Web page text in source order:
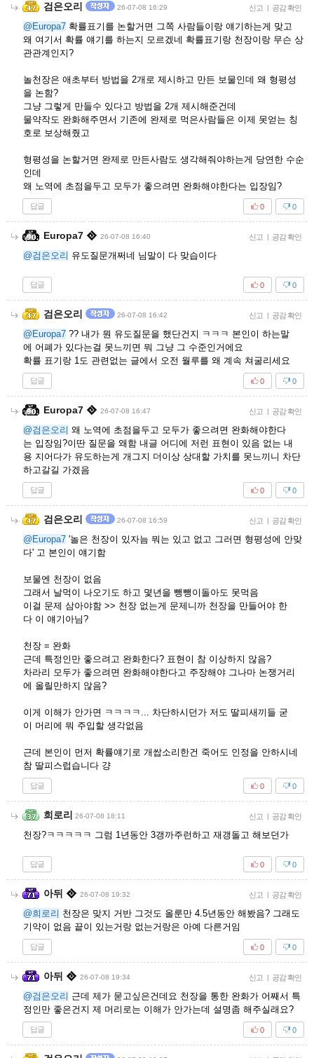
검은오리 26-07-08 16:29 신고 | 공감 확인
@Europa7 확률표기를 논할거면 그쪽 사람들이랑 얘기하는게 맞고
왜 여기서 확률 얘기를 하는지 모르겠네 확률표기랑 천장이랑 무슨 상
관관계인지?
놀천장은 애초부터 방법을 2개로 제시하고 만든 보물인데 왜 형평성
을 논함?
그냥 그렇게 만들수 있다고 방법을 2개 제시해준건데
물약작도 완화해주면서 기존에 완제로 먹은사람들은 이제 못얻는 칭
호로 보상해줬고
형평성을 논할거면 완제로 만든사람도 생각해줘야하는게 당연한 수순
인데
왜 노역에 초점을두고 모두가 좋으려면 완화해야한다는 입장임?
답글 0
0
Europa7 26-07-08 16:40 신고 | 공감 확인
@검은오리 유도질문개쩌네 님말이 다 맞습이다
답글 0
0
검은오리 26-07-08 16:42 신고 | 공감 확인
@Europa7 ?? 내가 뭔 유도질문을 했단건지 ㅋㅋㅋ 본인이 하는말
에 어폐가 있다는걸 못느끼면 뭐 그냥 그 수준인거에요
확률 표기랑 1도 관련없는 글에서 오전 월루를 왜 계속 쳐굴리세요
답글 0
0
Europa7 26-07-08 16:47 신고 | 공감 확인
@검은오리 왜 노역에 초점을두고 모두가 좋으려면 완화해야한다
는 입장임?이딴 질문을 왜함 내글 어디에 저런 표현이 있음 없는 내
용 지어다가 유도하는게 개그지 더이상 상대할 가치를 못느끼니 차단
하고갈길 가겠음
답글 0
0
검은오리 26-07-08 16:59 신고 | 공감 확인
@Europa7 '놀은 천장이 있자늠 뭐는 있고 없고 그러면 형평성에 안맞
다' 고 본인이 얘기함
보물엔 천장이 없음
그래서 날먹이 나오기도 하고 몇년을 뺑뺑이돌아도 못먹음
이걸 문제 삼아야함 >> 천장 없는게 문제니까 천장을 만들어야 한
다 이 얘기아님?
천장 = 완화
근데 특정인만 좋으려고 완화한다? 표현이 참 이상하지 않음?
차라리 모두가 좋으려면 완화해야한다고 주장해야 그나마 논쟁거리
에 올릴만하지 않음?
이게 이해가 안가면 ㅋㅋㅋㅋ... 차단하시던가 저도 딸피새끼들 굳
이 머리에 뭐 주입할 생각없음
근데 본인이 먼저 확률얘기로 개쌉소리한건 죽어도 인정을 안하시네
참 딸피스럽습니다 걍
답글 0
0
희로리 26-07-08 18:11 신고 | 공감 확인
천장?ㅋㅋㅋㅋㅋ 그럼 1년동안 3갱까주런하고 재갱돌고 해보던가
답글 0
0
아뒤 26-07-08 19:32 신고 | 공감 확인
@희로리 천장은 맞지 거반 그것도 올룬만 4.5년동안 해봤음? 그래도
기약이 없음 끝이 있는거랑 없는거랑은 아예 다른거임
답글 0
0
아뒤 26-07-08 19:34 신고 | 공감 확인
@검은오리 근데 제가 묻고싶은건데요 천장을 통한 완화가 어째서 특
정인만 좋은건지 제 머리로는 이해가 안가는데 설명좀 해주실래요?
답글 0
0